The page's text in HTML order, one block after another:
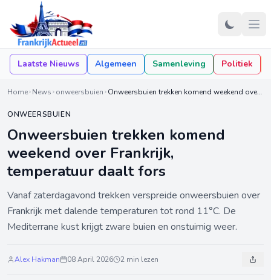
Laatste Nieuws Algemeen Samenleving Politiek
Home News onweersbuien Onweersbuien trekken komend weekend over Frankrijk, temperatuur daalt fors
ONWEERSBUIEN
Onweersbuien trekken komend
weekend over Frankrijk,
temperatuur daalt fors
Vanaf zaterdagavond trekken verspreide onweersbuien over
Frankrijk met dalende temperaturen tot rond 11°C. De
Mediterrane kust krijgt zware buien en onstuimig weer.
Alex Hakman 08 April 2026 2 min lezen